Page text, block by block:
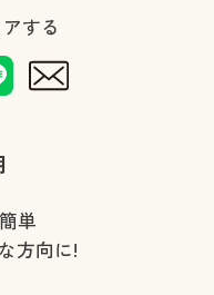
する
単
方向に!